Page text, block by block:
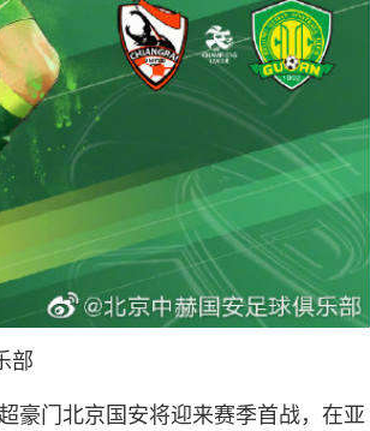
部
豪门北京国安将迎来赛季首战，在亚